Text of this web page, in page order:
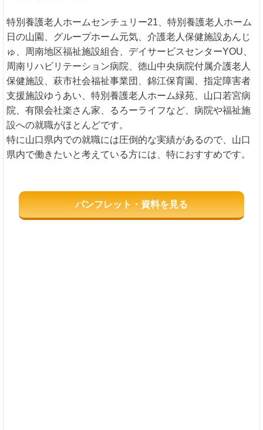
特別養護老人ホームセンチュリー21、特別養護老人ホーム
日の山園、グループホーム元気、介護老人保健施設あんじ
ゅ、周南地区福祉施設組合、デイサービスセンターYOU、
周南リハビリテーション病院、徳山中央病院付属介護老人
保健施設、萩市社会福祉事業団、錦江保育園、指定障害者
支援施設ゆうあい、特別養護老人ホーム緑苑、山口若宮病
院、有限会社楽さん家、るろーライフなど、病院や福祉施
設への就職がほとんどです。
特に山口県内での就職には圧倒的な実績があるので、山口
県内で働きたいと考えている方には、特におすすめです。
パンフレット・資料を見る